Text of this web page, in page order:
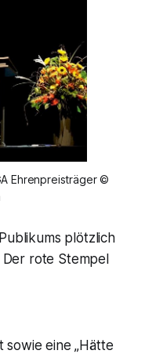
Ehrenpreisträger ©
plötzlich
rote Stempel
eine „Hätte